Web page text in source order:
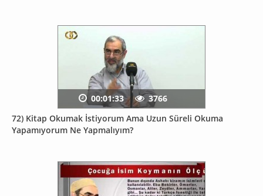
72) Kitap Okumak İstiyorum Ama Uzun Süreli Okuma
Yapamıyorum Ne Yapmalıyım?
00:01:33 3766